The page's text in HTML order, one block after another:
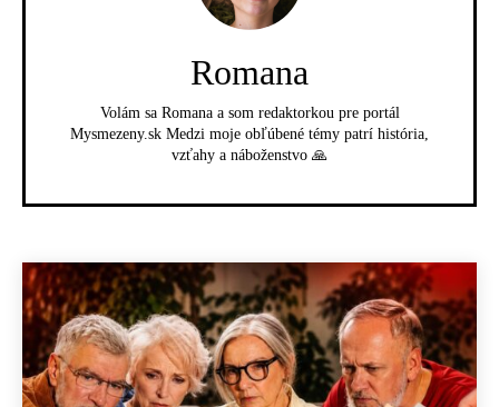
Romana
Volám sa Romana a som redaktorkou pre portál
Mysmezeny.sk Medzi moje obľúbené témy patrí história,
vzťahy a náboženstvo 🙏